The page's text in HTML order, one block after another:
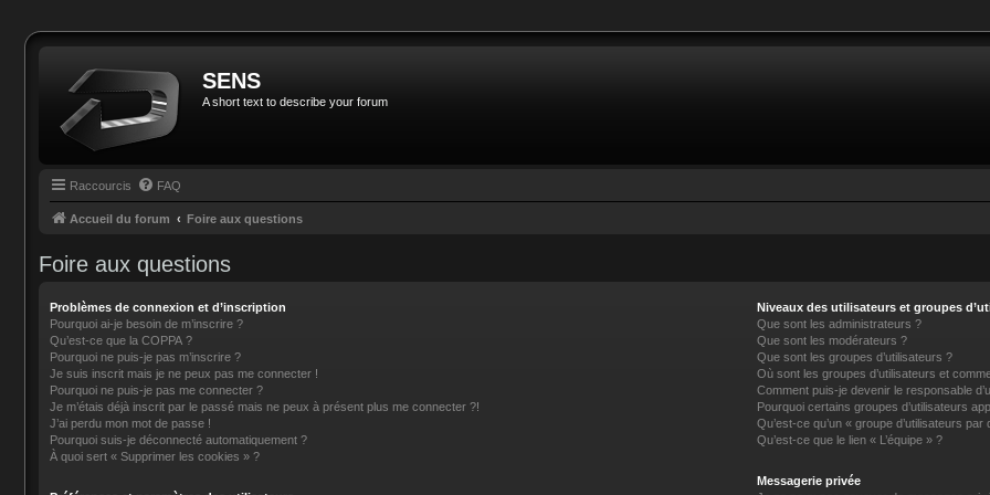
SENS
A short text to describe your forum
Raccourcis FAQ
Accueil du forum Foire aux questions
Foire aux questions
Problèmes de connexion et d’inscription
Pourquoi ai-je besoin de m’inscrire ?
Qu’est-ce que la COPPA ?
Pourquoi ne puis-je pas m’inscrire ?
Je suis inscrit mais je ne peux pas me connecter !
Pourquoi ne puis-je pas me connecter ?
Je m’étais déjà inscrit par le passé mais ne peux à présent plus me connecter ?!
J’ai perdu mon mot de passe !
Pourquoi suis-je déconnecté automatiquement ?
À quoi sert « Supprimer les cookies » ?
Niveaux des utilisateurs et groupes
Que sont les administrateurs ?
Que sont les modérateurs ?
Que sont les groupes d’utilisateurs ?
Où sont les groupes d’utilisateurs et
Comment puis-je devenir le responsable
Pourquoi certains groupes d’utilisateurs
Qu’est-ce qu’un « groupe d’utilisateurs par
Qu’est-ce que le lien « L’équipe » ?
Messagerie privée